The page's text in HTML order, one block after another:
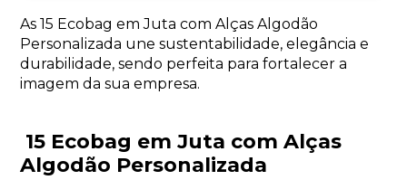
As 15 Ecobag em Juta com Alças Algodão
Personalizada une sustentabilidade, elegância e
durabilidade, sendo perfeita para fortalecer a
imagem da sua empresa.
15 Ecobag em Juta com Alças
Algodão Personalizada